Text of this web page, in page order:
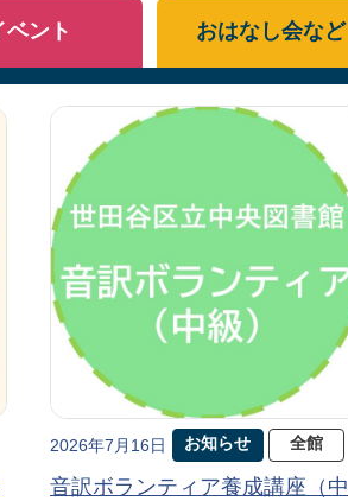
2026年7月16日 お知らせ 全館
音訳ボランティア養成講座（中
ベント おはなし会など